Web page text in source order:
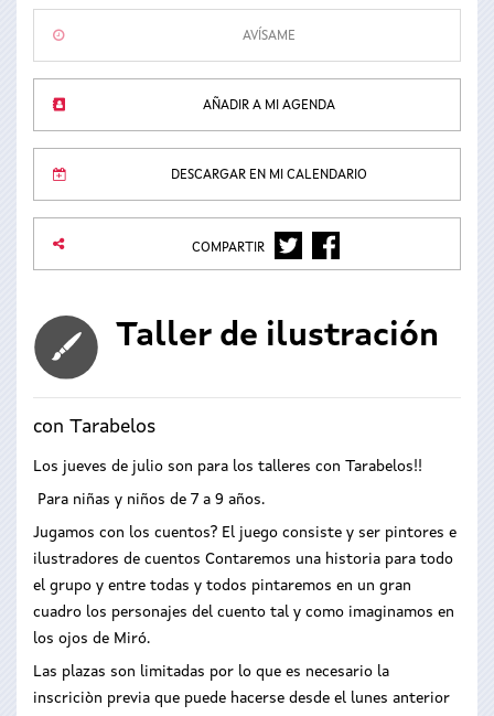
AVÍSAME
AÑADIR A MI AGENDA
DESCARGAR EN MI CALENDARIO
COMPARTIR TWITTERFACEBOOK
Taller de ilustración
con Tarabelos
Los jueves de julio son para los talleres con Tarabelos!!
Para niñas y niños de 7 a 9 años.
Jugamos con los cuentos? El juego consiste y ser pintores e
ilustradores de cuentos Contaremos una historia para todo
el grupo y entre todas y todos pintaremos en un gran
cuadro los personajes del cuento tal y como imaginamos en
los ojos de Miró.
Las plazas son limitadas por lo que es necesario la
inscriciòn previa que puede hacerse desde el lunes anterior